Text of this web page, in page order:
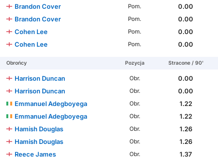
Brandon Cover
Pom.
0.00
Brandon Cover
Pom.
0.00
Cohen Lee
Pom.
0.00
Cohen Lee
Pom. 0.00
Obrońcy Pozycja Stracone / 90'
Harrison Duncan Obr.
0.00
Harrison Duncan
Obr.
0.00
Emmanuel Adegboyega
Obr.
1.22
Emmanuel Adegboyega
Obr.
1.22
Hamish Douglas
Obr.
1.26
Hamish Douglas
Obr.
1.26
Reece James
Obr.
1.37